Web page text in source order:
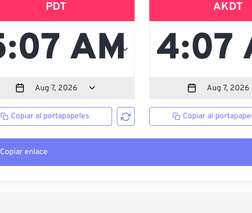
PDT
Copiar al portapapeles
AKDT
Copiar al
Copiar enlace